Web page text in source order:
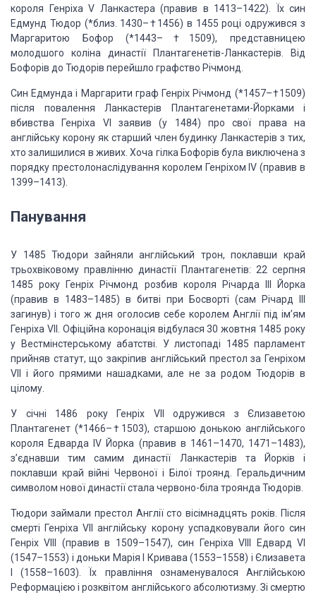
короля Генріха V Ланкастера (правив в 1413–1422). Їх син
Едмунд Тюдор (*близ. 1430–†1456) в 1455 році одружився з
Маргаритою Бофор (*1443–†1509), представницею
молодшого коліна династії Плантагенетів-Ланкастерів. Від
Бофорів до Тюдорів перейшло графство Річмонд.
Син Едмунда і Маргарити граф Генріх Річмонд (*1457–†1509)
після повалення Ланкастерів Плантагенетами-Йорками і
вбивства Генріха VI заявив (у 1484) про свої права на
англійську корону як старший член будинку Ланкастерів з тих,
хто залишилися в живих. Хоча гілка Бофорів була виключена з
порядку престолонаслідування королем Генріхом IV (правив в
1399–1413).
Панування
У 1485 Тюдори зайняли англійський трон, поклавши край
трьохвіковому правлінню династії Плантагенетів: 22 серпня
1485 року Генріх Річмонд розбив короля Річарда III Йорка
(правив в 1483–1485) в битві при Босворті (сам Річард III
загинув) і того ж дня оголосив себе королем Англії під ім’ям
Генріха VII. Офіційна коронація відбулася 30 жовтня 1485 року
у Вестмінстерському абатстві. У листопаді 1485 парламент
прийняв статут, що закріпив англійський престол за Генріхом
VII і його прямими нашадками, але не за родом Тюдорів в
цілому.
У січні 1486 року Генріх VII одружився з Єлизаветою
Плантагенет (*1466–†1503), старшою донькою англійського
короля Едварда IV Йорка (правив в 1461–1470, 1471–1483),
з’єднавши тим самим династії Ланкастерів та Йорків і
поклавши край війні Червоної і Білої троянд. Геральдичним
символом нової династії стала червоно-біла троянда Тюдорів.
Тюдори займали престол Англії сто вісімнадцять років. Після
смерті Генріха VII англійську корону успадковували його син
Генріх VIII (правив в 1509–1547), син Генріха VIII Едвард VI
(1547–1553) і доньки Марія I Кривава (1553–1558) і Єлизавета
I (1558–1603). Їх правління ознаменувалося Англійською
Реформацією і розквітом англійського абсолютизму. Зі смертю